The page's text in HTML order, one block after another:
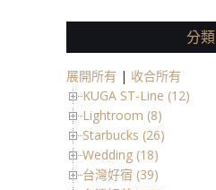
分類
展開所有 | 收合所有
KUGA ST-Line (12)
Lightroom (8)
Starbucks (26)
Wedding (18)
台灣好宿 (39)